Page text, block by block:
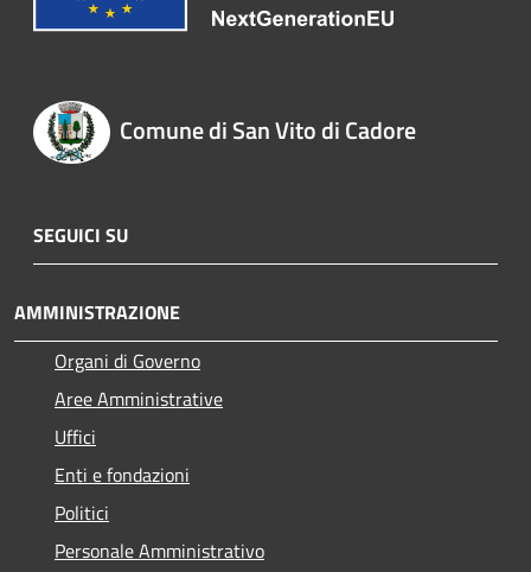
Comune di San Vito di Cadore
SEGUICI SU
AMMINISTRAZIONE
Organi di Governo
Aree Amministrative
Uffici
Enti e fondazioni
Politici
Personale Amministrativo